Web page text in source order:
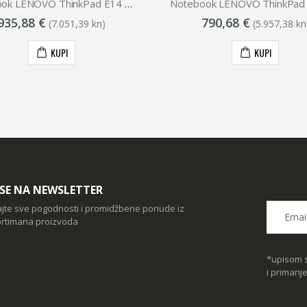
Notebook LENOVO ThinkPad E14 Gen 5 R7 / 16GB / 512GB SSD / 14 / WUXGA / IPS / NoOS (Black)
€ (7.051,39 kn)
KUPI
790,68 € (5.957,38
KUPI
NA NEWSLETTER
sve pogodnosti i promidžbene ponude iz
proizvoda
*upisom
i